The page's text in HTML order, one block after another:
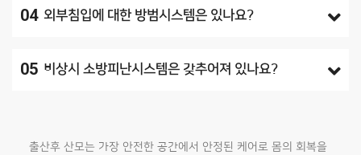
04 외부침입에 대한 방범시스템은 있나요?
05 비상시 소방피난시스템은 갖추어져 있나요?
출산후 산모는 가장 안전한 공간에서 안정된 케어로 몸의 회복을